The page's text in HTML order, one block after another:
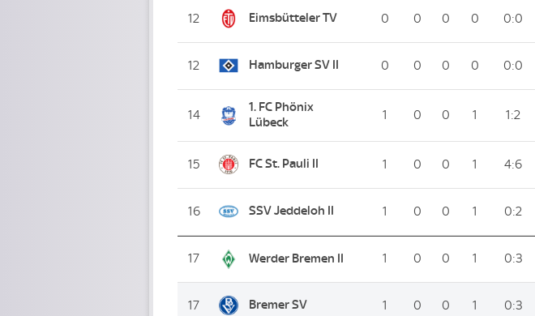
12 Eimsbütteler TV 0 0 0 0 0:0
12 Hamburger SV II 0 0 0 0 0:0
14
1. FC Phönix
Lübeck
1 0 0 1 1:2
15 FC St. Pauli II 1 0 0 1 4:6
16 SSV Jeddeloh II 1 0 0 1 0:2
17 Werder Bremen II 1 0 0 1 0:3
17 Bremer SV 1 0 0 1 0:3